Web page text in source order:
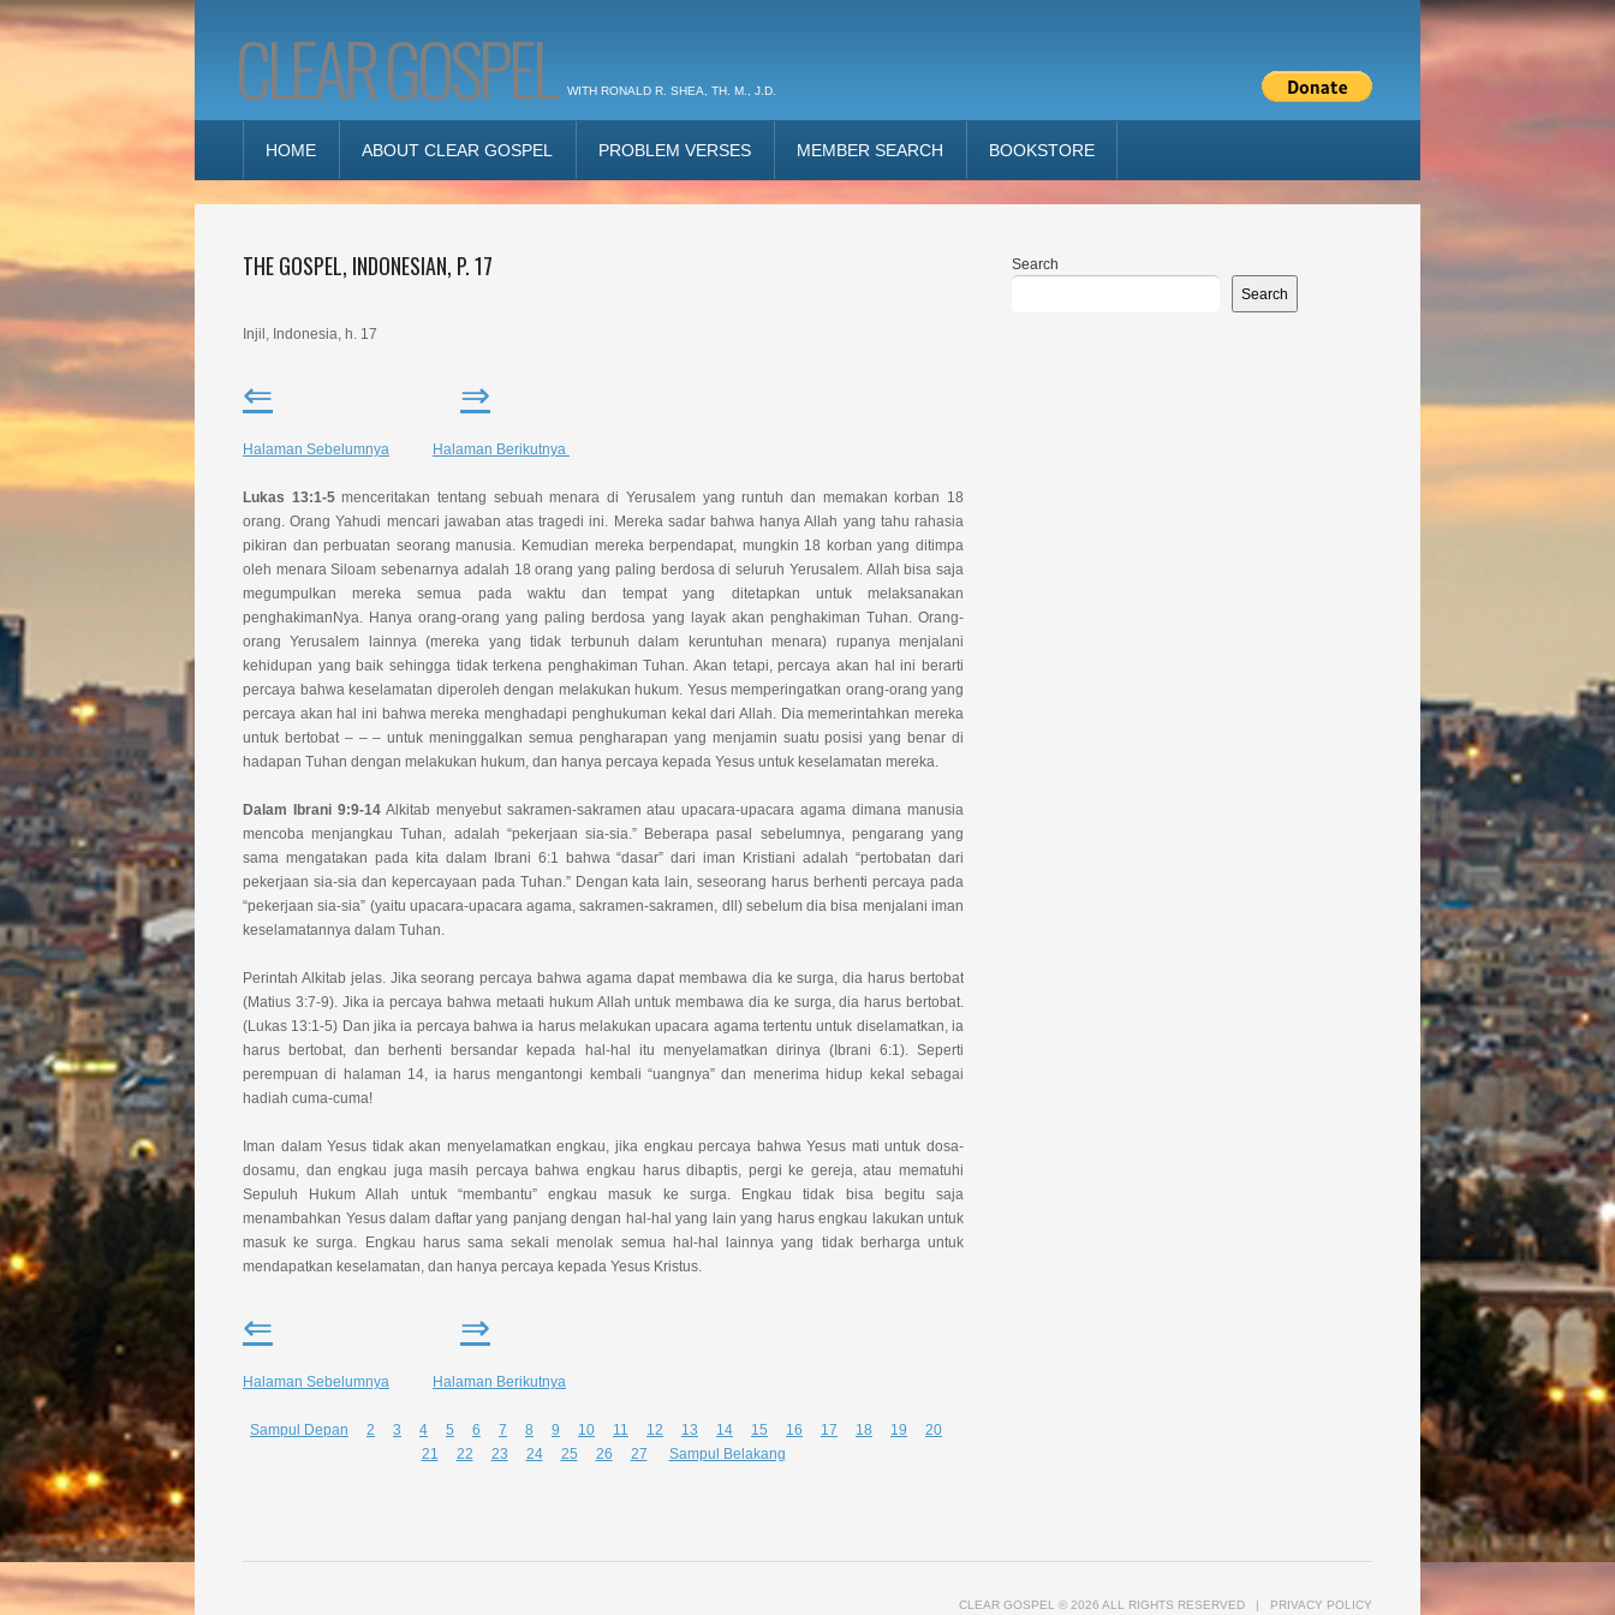
CLEAR GOSPEL WITH RONALD R. SHEA, TH. M., J.D.
HOME ABOUT CLEAR GOSPEL PROBLEM VERSES MEMBER SEARCH BOOKSTORE
THE GOSPEL, INDONESIAN, P. 17
Injil, Indonesia, h. 17
⇐ ⇒
Halaman Sebelumnya Halaman Berikutnya
Lukas 13:1-5menceritakan tentang sebuah menara di Yerusalem yang runtuh dan memakan korban 18
orang. Orang Yahudi mencari jawaban atas tragedi ini. Mereka sadar bahwa hanya Allah yang tahu rahasia
pikiran dan perbuatan seorang manusia. Kemudian mereka berpendapat, mungkin 18 korban yang ditimpa
oleh menara Siloam sebenarnya adalah 18 orang yang paling berdosa di seluruh Yerusalem. Allah bisa saja
megumpulkan mereka semua pada waktu dan tempat yang ditetapkan untuk melaksanakan
penghakimanNya. Hanya orang-orang yang paling berdosa yang layak akan penghakiman Tuhan. Orang-
orang Yerusalem lainnya (mereka yang tidak terbunuh dalam keruntuhan menara) rupanya menjalani
kehidupan yang baik sehingga tidak terkena penghakiman Tuhan. Akan tetapi, percaya akan hal ini berarti
percaya bahwa keselamatan diperoleh dengan melakukan hukum. Yesus memperingatkan orang-orang yang
percaya akan hal ini bahwa mereka menghadapi penghukuman kekal dari Allah. Dia memerintahkan mereka
untuk bertobat – – – untuk meninggalkan semua pengharapan yang menjamin suatu posisi yang benar di
hadapan Tuhan dengan melakukan hukum, dan hanya percaya kepada Yesus untuk keselamatan mereka.
Dalam Ibrani 9:9-14Alkitab menyebut sakramen-sakramen atau upacara-upacara agama dimana manusia
mencoba menjangkau Tuhan, adalah “pekerjaan sia-sia.” Beberapa pasal sebelumnya, pengarang yang
sama mengatakan pada kita dalam Ibrani 6:1 bahwa “dasar” dari iman Kristiani adalah “pertobatan dari
pekerjaan sia-sia dan kepercayaan pada Tuhan.” Dengan kata lain, seseorang harus berhenti percaya pada
“pekerjaan sia-sia” (yaitu upacara-upacara agama, sakramen-sakramen, dll) sebelum dia bisa menjalani iman
keselamatannya dalam Tuhan.
Perintah Alkitab jelas. Jika seorang percaya bahwa agama dapat membawa dia ke surga, dia harus bertobat
(Matius 3:7-9). Jika ia percaya bahwa metaati hukum Allah untuk membawa dia ke surga, dia harus bertobat.
(Lukas 13:1-5) Dan jika ia percaya bahwa ia harus melakukan upacara agama tertentu untuk diselamatkan, ia
harus bertobat, dan berhenti bersandar kepada hal-hal itu menyelamatkan dirinya (Ibrani 6:1). Seperti
perempuan di halaman 14, ia harus mengantongi kembali “uangnya” dan menerima hidup kekal sebagai
hadiah cuma-cuma!
Iman dalam Yesus tidak akan menyelamatkan engkau, jika engkau percaya bahwa Yesus mati untuk dosa-
dosamu, dan engkau juga masih percaya bahwa engkau harus dibaptis, pergi ke gereja, atau mematuhi
Sepuluh Hukum Allah untuk “membantu” engkau masuk ke surga. Engkau tidak bisa begitu saja
menambahkan Yesus dalam daftar yang panjang dengan hal-hal yang lain yang harus engkau lakukan untuk
masuk ke surga. Engkau harus sama sekali menolak semua hal-hal lainnya yang tidak berharga untuk
mendapatkan keselamatan, dan hanya percaya kepada Yesus Kristus.
⇐ ⇒
Halaman Sebelumnya Halaman Berikutnya
Sampul Depan 2 3 4 5 6 7 8 9 10 11 12 13 14 15 16 17 18 19
20
21
22 23 24 25 26 27 Sampul Belakang
Search
Search
CLEAR GOSPEL © 2026 ALL RIGHTS RESERVED | PRIVACY POLICY